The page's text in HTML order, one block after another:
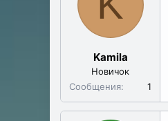
Kamila
Новичок
Сообщения
1